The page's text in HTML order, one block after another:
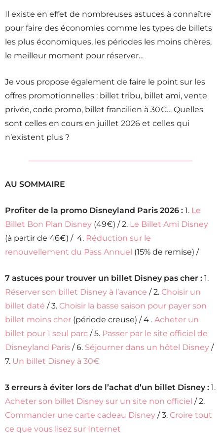
Il existe en effet de nombreuses astuces à connaître
pour faire des économies comme les types de billets
les plus économiques, les périodes les moins chères,
le meilleur moment pour réserver…
Je vous propose également de faire le point sur les
offres promotionnelles : billet tribu, billet ami, vente
privée, code promo, billet francilien à 30€… Quelles
sont celles en cours en juillet 2026 et celles qui
n’existent plus ?
AU SOMMAIRE
Profiter de la promo Disneyland Paris 2026 : 1. Le
Billet Bon Plan Disney (49€) / 2. Le Billet Ami Disney
(à partir de 46€) / 4. Réduction sur le
renouvellement du Pass Annuel (15% de remise) /
7 astuces pour trouver un billet Disney pas cher : 1.
Réserver son billet Disney à l’avance / 2. Choisir un
billet daté / 3. Choisir la basse saison pour payer son
billet moins cher (période creuse) / 4 . Acheter un
billet pour 1 seul parc / 5. Passer par le site officiel de
Disneyland Paris / 6. Séjourner dans un hôtel Disney /
7. Un billet Disney à 30€
3 erreurs à éviter lors de l’achat d’un billet Disney : 1.
Acheter son billet Disney sur un site non officiel / 2.
Commander une carte cadeau Disney / 3. Croire tout
ce que vous lisez sur Internet